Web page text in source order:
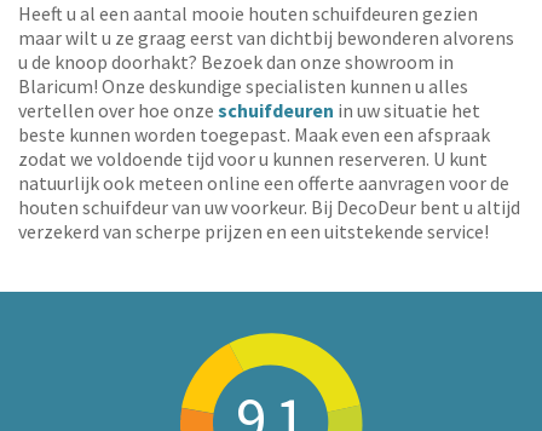
Heeft u al een aantal mooie houten schuifdeuren gezien
maar wilt u ze graag eerst van dichtbij bewonderen alvorens
u de knoop doorhakt? Bezoek dan onze showroom in
Blaricum! Onze deskundige specialisten kunnen u alles
vertellen over hoe onze schuifdeuren in uw situatie het
beste kunnen worden toegepast. Maak even een afspraak
zodat we voldoende tijd voor u kunnen reserveren. U kunt
natuurlijk ook meteen online een offerte aanvragen voor de
houten schuifdeur van uw voorkeur. Bij DecoDeur bent u altijd
verzekerd van scherpe prijzen en een uitstekende service!